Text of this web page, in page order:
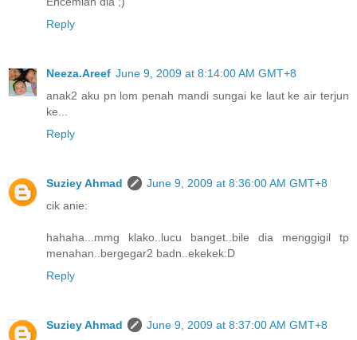
Reply
Neeza.Areef June 9, 2009 at 8:14:00 AM GMT+8
anak2 aku pn lom penah mandi sungai ke laut ke air terjun
ke...
Reply
Suziey Ahmad
June 9, 2009 at 8:36:00 AM GMT+8
cik anie:
hahaha...mmg klako..lucu banget..bile dia menggigil tp
menahan..bergegar2 badn..ekekek:D
Reply
Suziey Ahmad
June 9, 2009 at 8:37:00 AM GMT+8